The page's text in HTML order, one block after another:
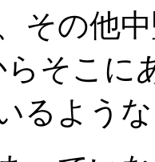
その他
そこに
るよう